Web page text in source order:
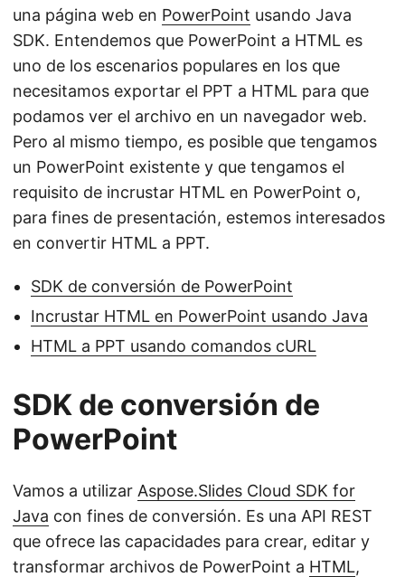
una página web en PowerPoint usando Java
SDK. Entendemos que PowerPoint a HTML es
uno de los escenarios populares en los que
necesitamos exportar el PPT a HTML para que
podamos ver el archivo en un navegador web.
Pero al mismo tiempo, es posible que tengamos
un PowerPoint existente y que tengamos el
requisito de incrustar HTML en PowerPoint o,
para fines de presentación, estemos interesados
en convertir HTML a PPT.
SDK de conversión de PowerPoint
Incrustar HTML en PowerPoint usando Java
HTML a PPT usando comandos cURL
SDK de conversión de
PowerPoint
Vamos a utilizar Aspose.Slides Cloud SDK for
Java con fines de conversión. Es una API REST
que ofrece las capacidades para crear, editar y
transformar archivos de PowerPoint a HTML,